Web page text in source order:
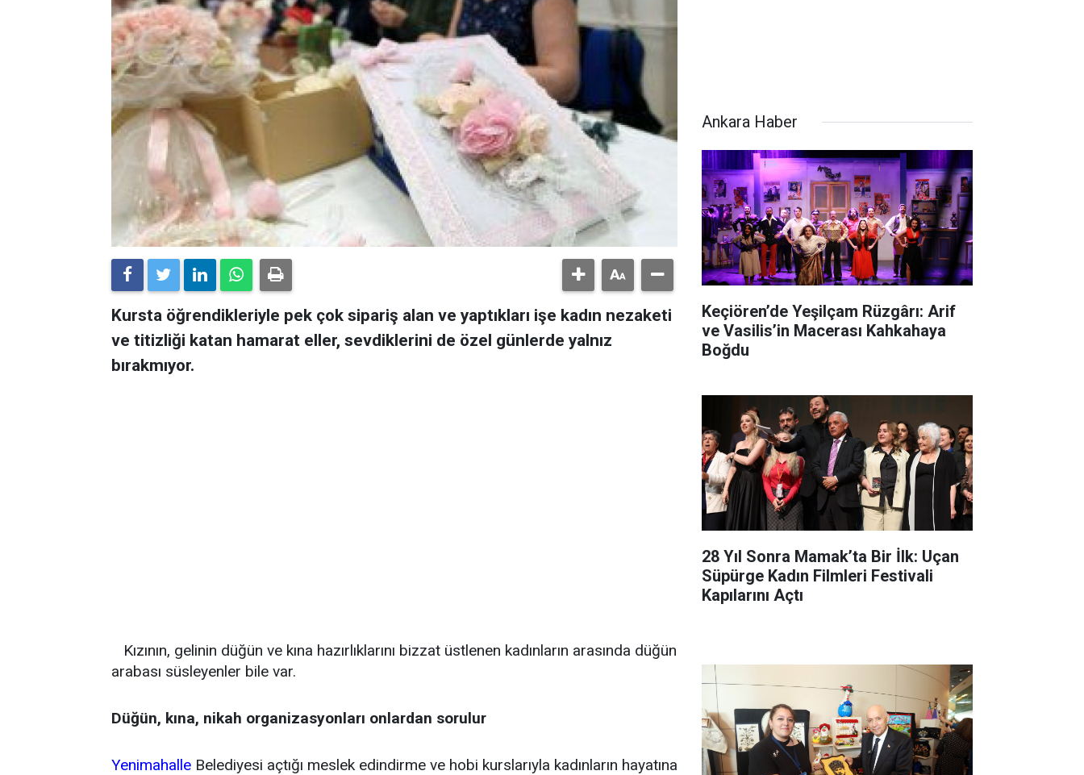
Kursta öğrendikleriyle pek çok sipariş alan ve yaptıkları işe kadın nezaketi
ve titizliği katan hamarat eller, sevdiklerini de özel günlerde yalnız
bırakmıyor.
Kızının, gelinin düğün ve kına hazırlıklarını bizzat üstlenen kadınların arasında düğün
arabası süsleyenler bile var.
Düğün, kına, nikah organizasyonları onlardan sorulur
Yenimahalle Belediyesi açtığı meslek edindirme ve hobi kurslarıyla kadınların hayatına
Ankara Haber
Keçiören’de Yeşilçam Rüzgârı: Arif
ve Vasilis’in Macerası Kahkahaya
Boğdu
28 Yıl Sonra Mamak’ta Bir İlk: Uçan
Süpürge Kadın Filmleri Festivali
Kapılarını Açtı